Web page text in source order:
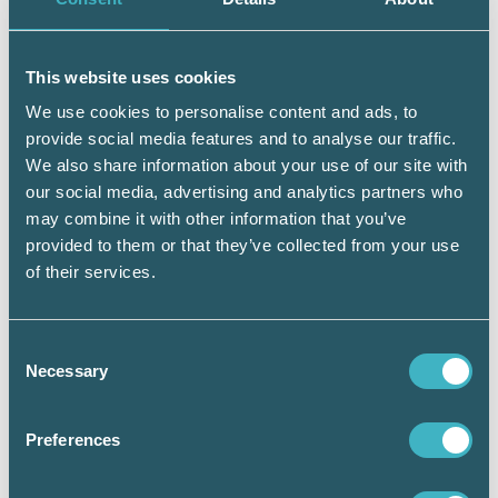
This website uses cookies
We use cookies to personalise content and ads, to
provide social media features and to analyse our traffic.
We also share information about your use of our site with
our social media, advertising and analytics partners who
may combine it with other information that you’ve
provided to them or that they’ve collected from your use
of their services.
Selection
Necessary
Preferences
tillgängliga för alla som vill ta del av dessa via
diskussioner om hur vi själva och branschen
kan bli bättre.
Kort sagt, vi verkar i samma
förtroendebranschsom byråerna gör, där
företaget behöver ha förtroende för sin konsult
och konsulten behöver vara säker på att detta
förtroende backas upp även i programvaran.
Scandinavia
Läs också: